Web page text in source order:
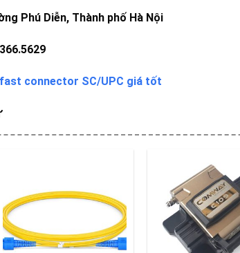
Phú Diễn, Thành phố Hà Nội
connector SC/UPC giá tốt